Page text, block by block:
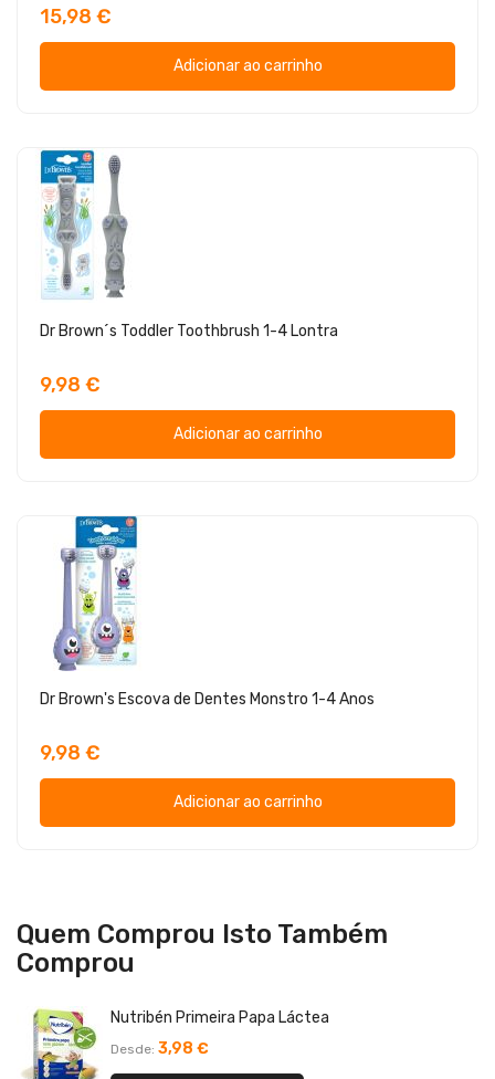
15,98 €
Adicionar ao carrinho
Dr Brown´s Toddler Toothbrush 1-4 Lontra
9,98 €
Adicionar ao carrinho
Dr Brown's Escova de Dentes Monstro 1-4 Anos
9,98 €
Adicionar ao carrinho
Quem Comprou Isto Também
Comprou
Nutribén Primeira Papa Láctea
Desde 3,98 €